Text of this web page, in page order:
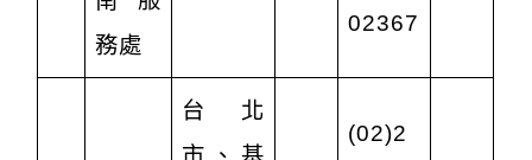
務處
02367
台北
(02)2